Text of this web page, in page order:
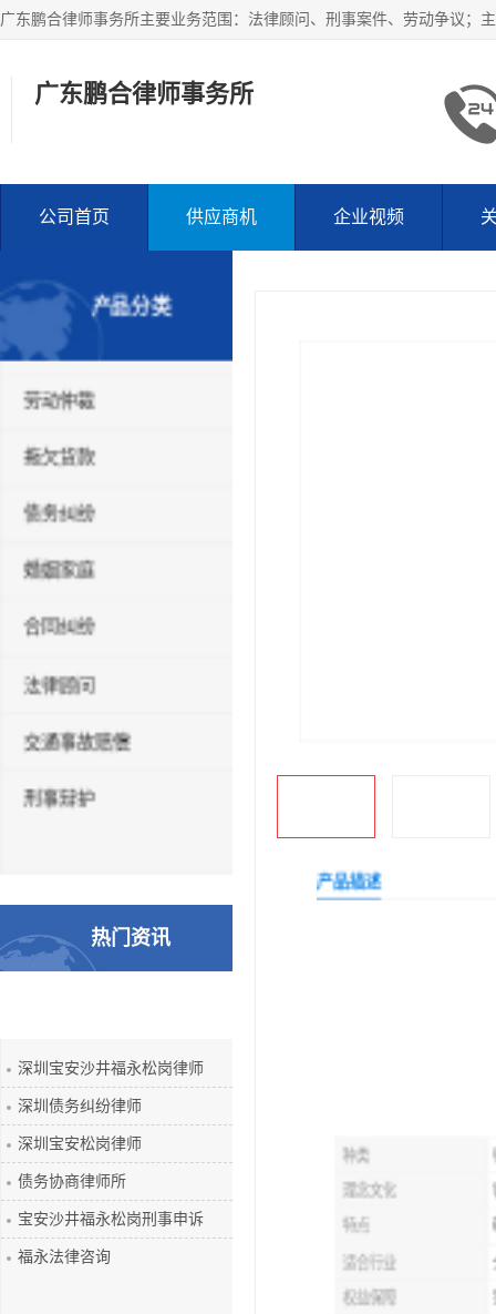
广东鹏合律师事务所
公司首页 供应商机 企业视频
产品分类
劳动仲裁
拖欠货款
债务纠纷
婚姻家庭
合同纠纷
法律顾问
交通事故赔偿
刑事辩护
热门资讯
深圳宝安松岗律师
债务协商律师所
宝安沙井福永松岗刑事申诉
福永法律咨询
产品描述
广东鹏合
米，云集
才。我所